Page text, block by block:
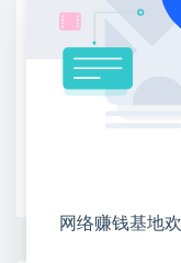
③：点击右
限时活动：注
网络赚钱基地